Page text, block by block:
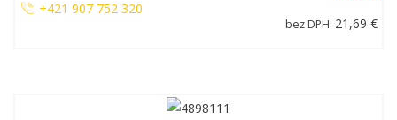
+421 907 752 320
bez DPH: 21,69 €